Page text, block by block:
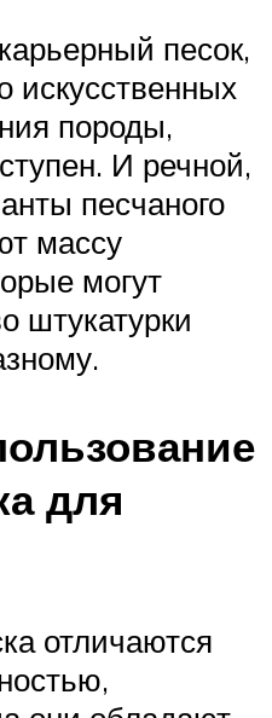
песок,
искусственных
породы,
И речной,
песчаного
массу
могут
штукатурки
для
отличаются